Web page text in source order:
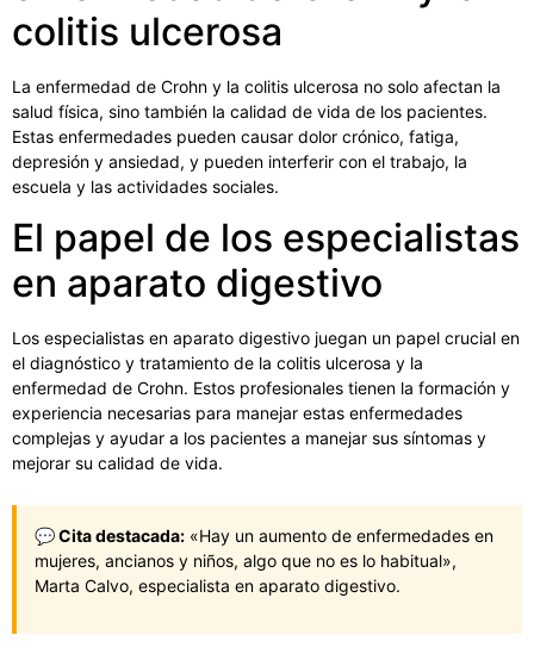
colitis ulcerosa
La enfermedad de Crohn y la colitis ulcerosa no solo afectan la
salud física, sino también la calidad de vida de los pacientes.
Estas enfermedades pueden causar dolor crónico, fatiga,
depresión y ansiedad, y pueden interferir con el trabajo, la
escuela y las actividades sociales.
El papel de los especialistas
en aparato digestivo
Los especialistas en aparato digestivo juegan un papel crucial en
el diagnóstico y tratamiento de la colitis ulcerosa y la
enfermedad de Crohn. Estos profesionales tienen la formación y
experiencia necesarias para manejar estas enfermedades
complejas y ayudar a los pacientes a manejar sus síntomas y
mejorar su calidad de vida.
💬 Cita destacada: «Hay un aumento de enfermedades en
mujeres, ancianos y niños, algo que no es lo habitual»,
Marta Calvo, especialista en aparato digestivo.